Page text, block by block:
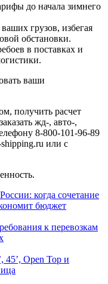
до начала зимнего
грузов, избегая
обстановки.
в поставках и
ваши
получить расчет
жд-, авто-,
8-800-101-96-89
или с
когда сочетание
бюджет
к перевозкам
45’, Open Top и